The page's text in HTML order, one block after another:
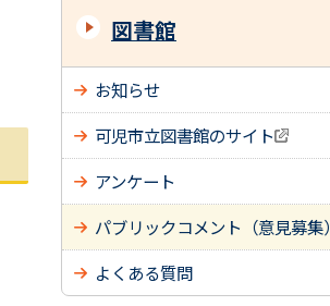
図書館
お知らせ
可児市立図書館のサイト
アンケート
パブリックコメント（意見募集）
よくある質問